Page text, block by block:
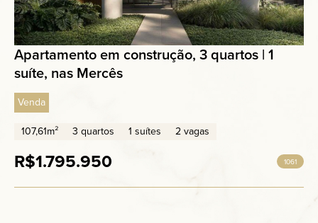
Apartamento em construção, 3 quartos | 1
suíte, nas Mercês
Venda
107,61m²
3 quartos 1 suítes 2 vagas
R$1.795.950 1061